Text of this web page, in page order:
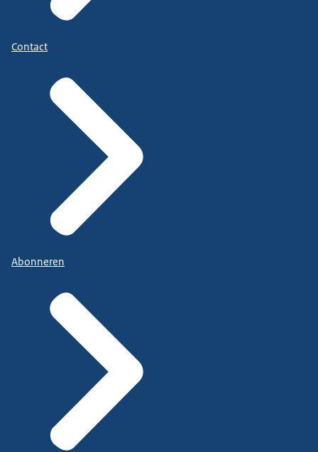
Contact
Abonneren